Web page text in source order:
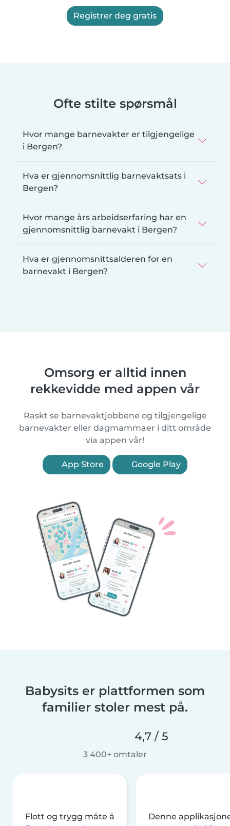
Registrer deg gratis
Ofte stilte spørsmål
Hvor mange barnevakter er tilgjengelige
i Bergen?
Hva er gjennomsnittlig barnevaktsats i
Bergen?
Hvor mange års arbeidserfaring har en
gjennomsnittlig barnevakt i Bergen?
Hva er gjennomsnittsalderen for en
barnevakt i Bergen?
Omsorg er alltid innen
rekkevidde med appen vår
Raskt se barnevaktjobbene og tilgjengelige
barnevakter eller dagmammaer i ditt område
via appen vår!
App Store Google Play
Babysits er plattformen som
familier stoler mest på.
4,7 / 5
3 400+ omtaler
Flott og trygg måte å
Denne